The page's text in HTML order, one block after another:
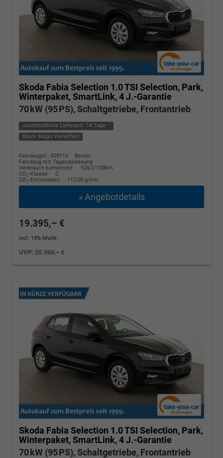
Skoda Fabia Selection 1.0 TSI Selection, Park,
Winterpaket, SmartLink, 4 J.-Garantie
70 kW (95 PS), Schaltgetriebe, Frontantrieb
unverbindliche Lieferzeit: 14 Tage
Black Magic Perleffekt
Fahrzeugnr.: 509713
Benzin
Fahrzeug mit Tageszulassung
Verbrauch kombiniert:
5,00 l/100km
CO2-Klasse:
C
CO2-Emissionen: 112,00 g/km
» Angebotdetails
19.395,– €
incl. 19% MwSt.
UVP:25.960,– €
Skoda Fabia Selection 1.0 TSI Selection, Park,
Winterpaket, SmartLink, 4 J.-Garantie
70 kW (95 PS), Schaltgetriebe, Frontantrieb